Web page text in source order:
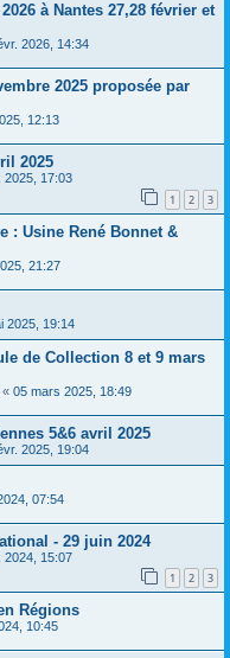
à Nantes 27,28 février et
2026, 14:34
2025 proposée par
12:13
2025
2025, 17:03
1 2 3
: Usine René Bonnet &
21:27
2025, 19:14
de Collection 8 et 9 mars
« 05 mars 2025, 18:49
5&6 avril 2025
2025, 19:04
07:54
- 29 juin 2024
2024, 15:07
1 2 3
Régions
10:45